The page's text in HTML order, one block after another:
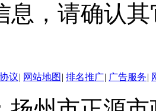
息，请确认
议| 网站地图 | 排名推广| 广告服务|